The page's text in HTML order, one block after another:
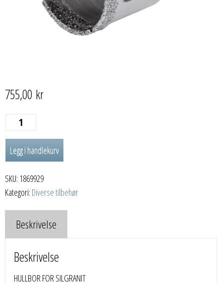
755,00 kr
HULLBOR
FOR
SILGRANIT
Legg i handlekurv
SKU: 1869929
Kategori: Diverse tilbehør
Beskrivelse
Beskrivelse
HULLBOR FOR SILGRANIT